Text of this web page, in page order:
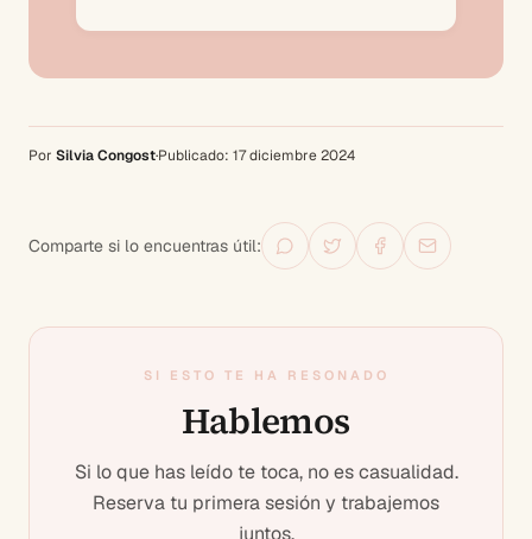
Por Silvia Congost·Publicado: 17 diciembre 2024
Comparte si lo encuentras útil:
SI ESTO TE HA RESONADO
Hablemos
Si lo que has leído te toca, no es casualidad.
Reserva tu primera sesión y trabajemos
juntos.